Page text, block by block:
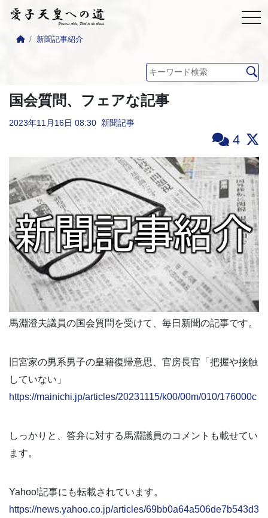
新聞記事紹介
国会質問、フェアな記事
2023年11月16日 08:30 新聞記事
4
馬淵澄夫議員の国会質問を受けて、毎日新聞の記事です。
旧宮家の男系男子の皇籍復帰意思、官房長官「把握や接触
していない」
https://mainichi.jp/articles/20231115/k00/00m/010/176000c
しっかりと、答弁に対する馬淵議員のコメントも載せてい
ます。
Yahoo!記事にも転載されています。
https://news.yahoo.co.jp/articles/69bb0a64a506de7b543d3